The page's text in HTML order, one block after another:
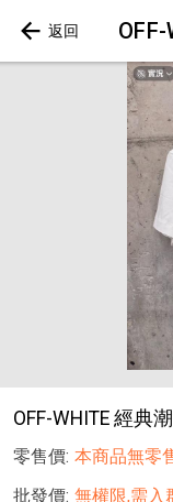
OFF-WHITE 經典
零售價: 本商品無零
批發價: 無權限,需入